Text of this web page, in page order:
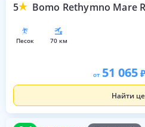
5 Bomo Rethymno Mare
песок 70 км
от 51 065
Найти
8.4 140 оценок